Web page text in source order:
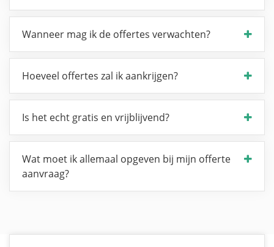
Wanneer mag ik de offertes verwachten?
Hoeveel offertes zal ik aankrijgen?
Is het echt gratis en vrijblijvend?
Wat moet ik allemaal opgeven bij mijn offerte
aanvraag?